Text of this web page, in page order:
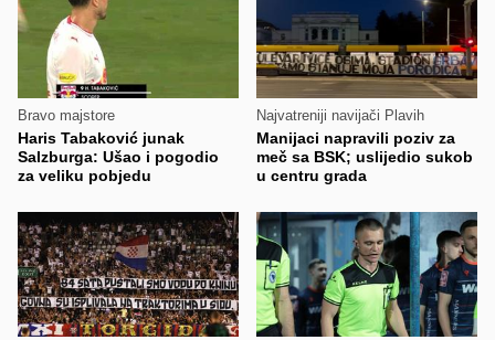
Bravo majstore
Haris Tabaković junak
Salzburga: Ušao i pogodio
za veliku pobjedu
Najvatreniji navijači Plavih
Manijaci napravili poziv za
meč sa BSK; uslijedio sukob
u centru grada